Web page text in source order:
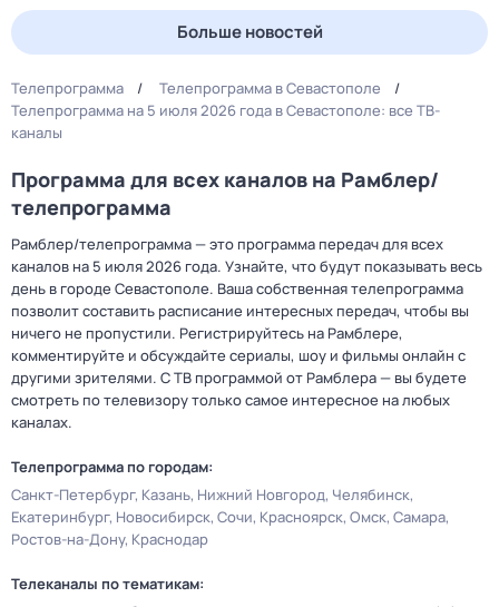
Больше новостей
Телепрограмма
Телепрограмма в Севастополе
Телепрограмма на 5 июля 2026 года в Севастополе: все ТВ-
каналы
Программа для всех каналов на Рамблер/
телепрограмма
Рамблер/телепрограмма — это программа передач для всех
каналов на 5 июля 2026 года. Узнайте, что будут показывать весь
день в городе Севастополе. Ваша собственная телепрограмма
позволит составить расписание интересных передач, чтобы вы
ничего не пропустили. Регистрируйтесь на Рамблере,
комментируйте и обсуждайте сериалы, шоу и фильмы онлайн с
другими зрителями. С ТВ программой от Рамблера — вы будете
смотреть по телевизору только самое интересное на любых
каналах.
Телепрограмма по городам:
Санкт-Петербург Казань Нижний Новгород Челябинск
Екатеринбург Новосибирск Сочи Красноярск Омск Самара
Ростов-на-Дону Краснодар
Телеканалы по тематикам: